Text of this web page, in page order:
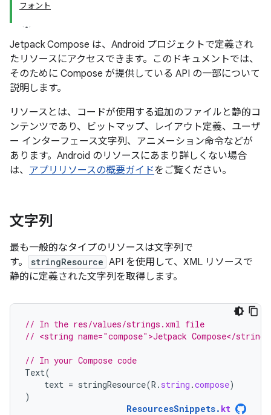
フォント
Jetpack Compose は、Android プロジェクトで定義され
たリソースにアクセスできます。このドキュメントでは、
そのために Compose が提供している API の一部について
説明します。
リソースとは、コードが使用する追加のファイルと静的コ
ンテンツであり、ビットマップ、レイアウト定義、ユーザ
ー インターフェース文字列、アニメーション命令などが
あります。Android のリソースにあまり詳しくない場合
は、 アプリリソースの概要ガイドをご覧ください。
文字列
最も一般的なタイプのリソースは文字列で
す。
stringResource API を使用して、XML リソースで
静的に定義された文字列を取得します。
// In the res/values/strings.xml file
// <string name="compose">Jetpack Compose</string>
// In your Compose code
Text(
text = stringResource(R . string .compose)
)
ResourcesSnippets. kt